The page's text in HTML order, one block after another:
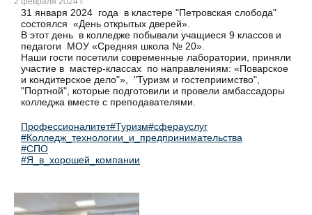
31 января 2024 года в кластере "Петровская слобода"
состоялся «День открытых дверей».
В этот день в колледже побывали учащиеся 9 классов и
педагоги МОУ «Средняя школа № 20».
Наши гости посетили современные лаборатории, приняли
участие в мастер-классах по направлениям: «Поварское
и кондитерское дело"», "Туризм и гостеприимство",
"Портной", которые подготовили и провели амбассадоры
колледжа вместе с преподавателями.
Профессионалитет#Туризм#сферауслуг
#Колледж_технологии_и_предпринимательства
#СПО
#Я_в_хорошей_компании